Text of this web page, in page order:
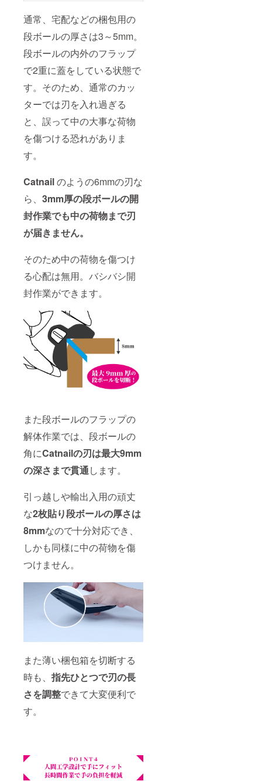
通常、宅配などの梱包用の
段ボールの厚さは3～5mm。
段ボールの内外のフラップ
で2重に蓋をしている状態で
す。そのため、通常のカッ
ターでは刃を入れ過ぎる
と、誤って中の大事な荷物
を傷つける恐れがありま
す。
Catnailのようの6mmの刃な
ら、 3mm厚の段ボールの開
封作業でも中の荷物まで刃
が届きません。
そのため中の荷物を傷つけ
る心配は無用。バシバシ開
封作業ができます。
また段ボールのフラップの
解体作業では、段ボールの
角にCatnailの刃は最大9mm
の深さまで貫通します。
引っ越しや輸出入用の頑丈
な2枚貼り段ボールの厚さは
8mmなので十分対応でき、
しかも同様に中の荷物を傷
つけません。
また薄い梱包箱を切断する
時も、 指先ひとつで刃の長
さを調整できて大変便利で
す。